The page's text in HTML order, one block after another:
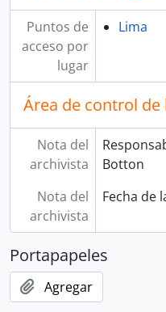
Puntos de
acceso por
lugar
Lima
Área de control
Nota del
archivista
Botton
Nota del
archivista
Fecha de
Portapapeles
Agregar